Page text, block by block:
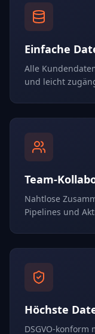
Einfache
Alle
und leicht
Team-
Nahtlose
Pipelines und
Höchste
DSGVO-